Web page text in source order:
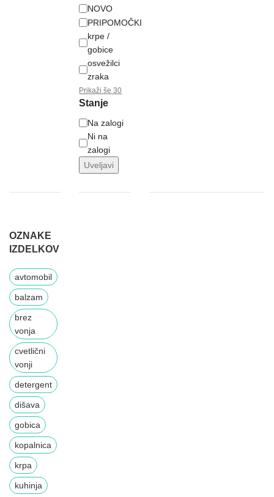
NOVO
PRIPOMOČKI
krpe /
gobice
osvežilci
zraka
Prikaži še 30
Stanje
Na zalogi
Ni na
zalogi
Uveljavi
OZNAKE
IZDELKOV
avtomobil
balzam
brez
vonja
cvetlični
vonji
detergent
dišava
gobica
kopalnica
krpa
kuhinja